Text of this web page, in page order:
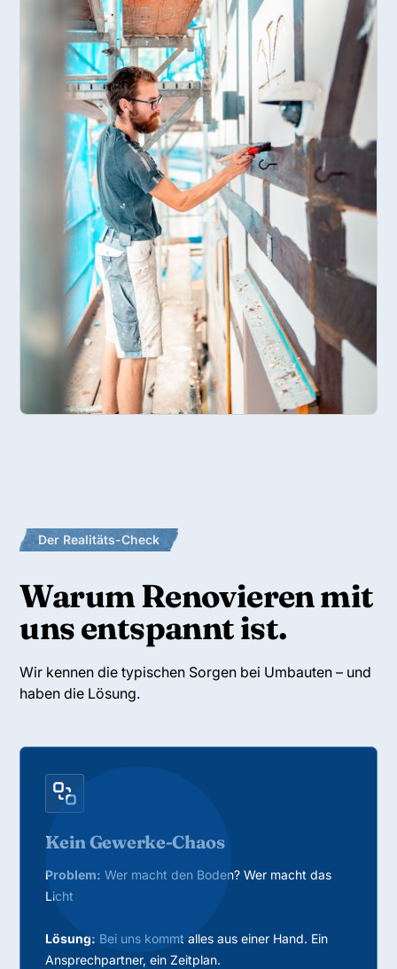
Der Realitäts-Check
Warum Renovieren mit
uns entspannt ist.
Wir kennen die typischen Sorgen bei Umbauten – und
haben die Lösung.
Kein Gewerke-Chaos
Problem: Wer macht den Boden? Wer macht das
Licht
Lösung: Bei uns kommt alles aus einer Hand. Ein
Ansprechpartner, ein Zeitplan.